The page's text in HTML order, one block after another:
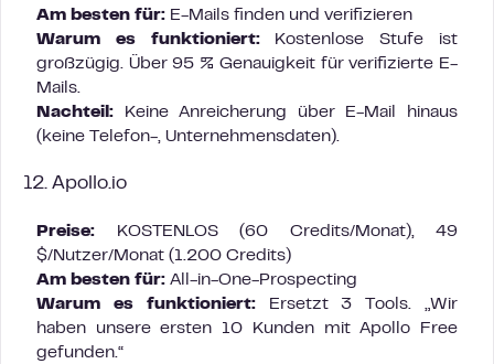
Am besten für: E-Mails finden und verifizieren
Warum es funktioniert:Kostenlose Stufe ist
großzügig. Über 95 % Genauigkeit für verifizierte E-
Mails.
Nachteil: Keine Anreicherung über E-Mail hinaus
(keine Telefon-, Unternehmensdaten).
12. Apollo.io
Preise: KOSTENLOS (60 Credits/Monat), 49
$/Nutzer/Monat (1.200 Credits)
Am besten für: All-in-One-Prospecting
Warum es funktioniert:Ersetzt 3 Tools. „Wir
haben unsere ersten 10 Kunden mit Apollo Free
gefunden.“